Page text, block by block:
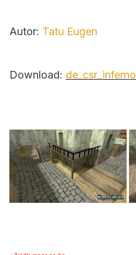
Autor: Tatu Eugen
Download: de_csr_inferno